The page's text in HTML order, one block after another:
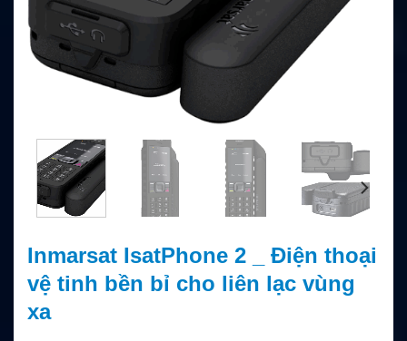
Inmarsat IsatPhone 2 _ Điện thoại
vệ tinh bền bỉ cho liên lạc vùng
xa